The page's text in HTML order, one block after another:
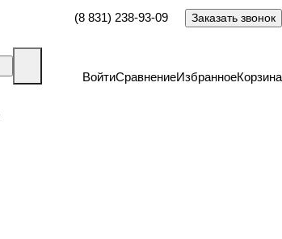
(8 831) 238-93-09 Заказать звонок
ВойтиСравнениеИзбранноеКорзина